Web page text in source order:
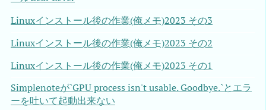
Linuxインストール後の作業(俺メモ)2023 その3
Linuxインストール後の作業(俺メモ)2023 その2
Linuxインストール後の作業(俺メモ)2023 その1
Simplenoteが`GPU process isn't usable. Goodbye.`とエラ
ーを吐いて起動出来ない